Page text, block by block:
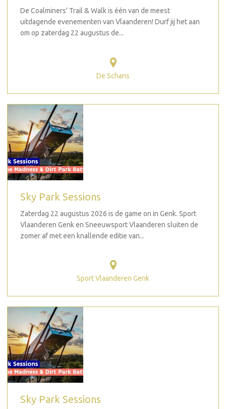
De Coalminers’ Trail & Walk is één van de meest
uitdagende evenementen van Vlaanderen! Durf jij het aan
om op zaterdag 22 augustus de...
De Schans
Sky Park Sessions
Zaterdag 22 augustus 2026 is de game on in Genk. Sport
Vlaanderen Genk en Sneeuwsport Vlaanderen sluiten de
zomer af met een knallende editie van...
Sport Vlaanderen Genk
Sky Park Sessions